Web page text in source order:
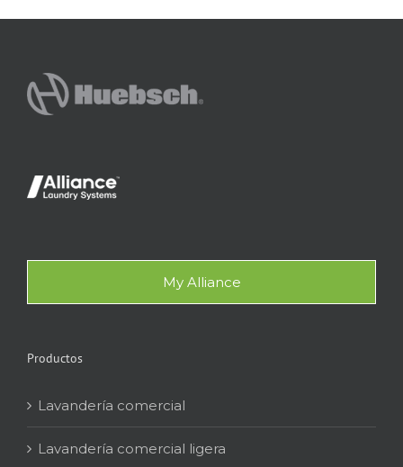
My Alliance
Productos
Lavandería comercial
Lavandería comercial ligera